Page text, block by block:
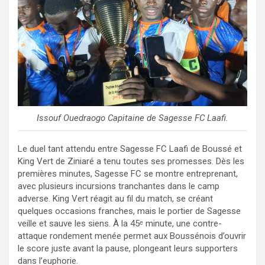
Issouf Ouedraogo Capitaine de Sagesse FC Laafi.
Le duel tant attendu entre Sagesse FC Laafi de Boussé et
King Vert de Ziniaré a tenu toutes ses promesses. Dès les
premières minutes, Sagesse FC se montre entreprenant,
avec plusieurs incursions tranchantes dans le camp
adverse. King Vert réagit au fil du match, se créant
quelques occasions franches, mais le portier de Sagesse
veille et sauve les siens. À la 45ᵉ minute, une contre-
attaque rondement menée permet aux Boussénois d’ouvrir
le score juste avant la pause, plongeant leurs supporters
dans l’euphorie.